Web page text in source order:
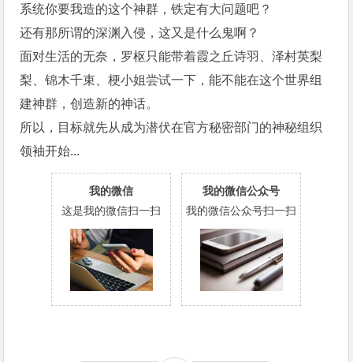
系统你要我造的这个神群，铁定有大问题吧？
还有那所谓的深渊入侵，这又是什么鬼啊？
面对生活的无奈，罗枢只能带着霞之丘诗羽、泽村英梨
梨、锦木千束、梗小姐尝试一下，能不能在这个世界组
建神群，创造新的神话。
所以，目标就先从成为潜伏在官方秘密部门的神秘组织
领袖开始...
我的微信
这是我的微信扫一扫
我的微信公众号
我的微信公众号扫一扫